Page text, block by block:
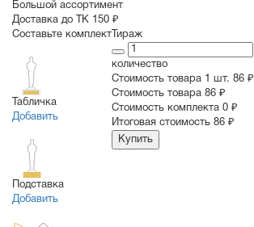
Большой ассортимент
Доставка до ТК 150 ₽
Составьте комплект
Табличка
Добавить
Подставка
Добавить
Тираж
количество
Стоимость товара 1 шт. 86 ₽
Cтоимость товара 86 ₽
Стоимость комплекта 0 ₽
Итоговая стоимость 86 ₽
Купить